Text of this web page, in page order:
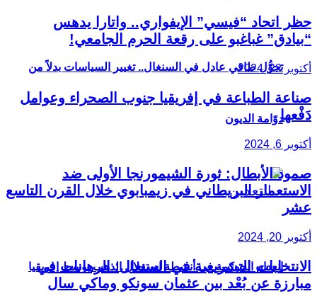
تحوُّل طاقي عادل في السنغال.. تغيير السياسات بدلاً من
دوّامة الديون
انعدام الحوكمة في أنشطة استغلال الذهب بوسط إفريقيا
حظر اتحاد “فيسي” الإيفواري.. واتارا يدهس
“بيادق” غباغبو على رقعة الحرم الجامعي!
أكتوبر 22, 2024
صناعة الطباعة في إفريقيا جنوب الصحراء وعوامل
دَفْعها
أكتوبر 6, 2024
صمود الأبطال: ثورة الشيمورنجا الأولى ضد
الاستعمار البريطاني في زيمبابوي خلال القرن التاسع
عشر
أكتوبر 20, 2024
الانتخابات التشريعية في السنغال: الرهانات في
مبارزة عن بُعْد بين عثمان سونكو وماكي سال